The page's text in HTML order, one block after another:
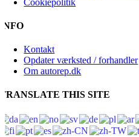
INFO
Kontakt
Opdater værksted / forhandler
Om autorep.dk
TRANSLATE THIS SITE